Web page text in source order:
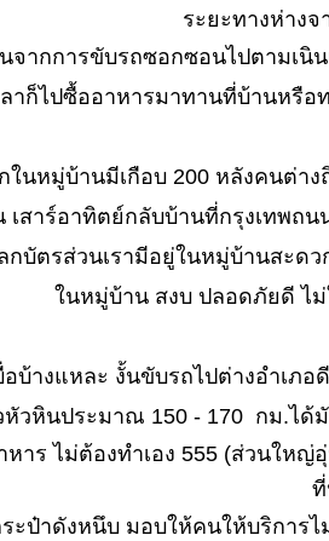
ระยะทางห่าง
นจากการขับรถซอกซอนไปตามเ
ลาก็ไปซื้ออาหารมาทานที่บ้านหรื
ในหมู่บ้านมีเกือบ 200 หลังคนต่า
เสาร์อาทิตย์กลับบ้านที่กรุงเทพ
กบัตรส่วนเรามีอยู่ในหมู่บ้านสะด
นหมู่บ้าน สงบ ปลอดภัยดี ไม่
บ้างแหละ งั้นขับรถไปต่างอำเภ
หัวหินประมาณ 150 - 170 กม.ไ
หาร ไม่ต้องทำเอง 555 (ส่วนให
ะป๋าดังหนึบ มอบให้คนให้บริการไ